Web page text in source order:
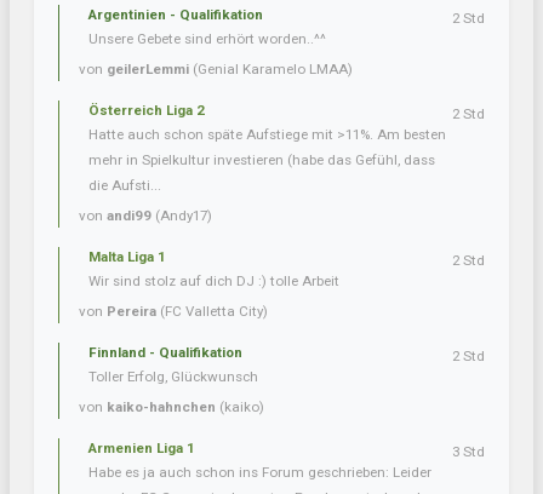
Argentinien - Qualifikation
Unsere Gebete sind erhört worden..^^
von geilerLemmi (Genial Karamelo LMAA)
2 Std
Österreich Liga 2
Hatte auch schon späte Aufstiege mit >11%. Am besten
mehr in Spielkultur investieren (habe das Gefühl, dass
die Aufsti...
von andi99 (Andy17)
2 Std
Malta Liga 1
Wir sind stolz auf dich DJ :) tolle Arbeit
von Pereira (FC Valletta City)
2 Std
Finnland - Qualifikation
Toller Erfolg, Glückwunsch
von kaiko-hahnchen (kaiko)
2 Std
Armenien Liga 1
Habe es ja auch schon ins Forum geschrieben: Leider
3 Std